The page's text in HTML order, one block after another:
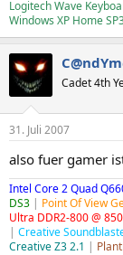
Logitech Wave
Windows XP Home
Cadet 4th
31. Juli 2007
also fuer gamer
Intel Core 2 Quad
DS3 | Point Of View
Ultra DDR2-800 @
| Creative
Creative Z3 2.1 |